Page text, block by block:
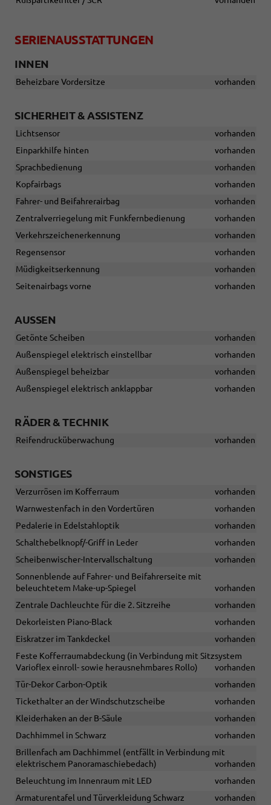
SERIENAUSSTATTUNGEN
INNEN
Beheizbare Vordersitze vorhanden
SICHERHEIT & ASSISTENZ
Lichtsensor
vorhanden
Einparkhilfe hinten
vorhanden
Sprachbedienung
vorhanden
Kopfairbags
vorhanden
Fahrer- und Beifahrerairbag
vorhanden
Zentralverriegelung mit Funkfernbedienung
vorhanden
Verkehrszeichenerkennung
vorhanden
Regensensor
vorhanden
Müdigkeitserkennung
vorhanden
Seitenairbags vorne
vorhanden
AUSSEN
Getönte Scheiben
vorhanden
Außenspiegel elektrisch einstellbar
vorhanden
Außenspiegel beheizbar
vorhanden
Außenspiegel elektrisch anklappbar
vorhanden
RÄDER & TECHNIK
Reifendrucküberwachung vorhanden
SONSTIGES
Verzurrösen im Kofferraum
vorhanden
Warnwestenfach in den Vordertüren
vorhanden
Pedalerie in Edelstahloptik
vorhanden
Schalthebelknopf/-Griff in Leder
vorhanden
Scheibenwischer-Intervallschaltung
vorhanden
Sonnenblende auf Fahrer- und Beifahrerseite mit
beleuchtetem Make-up-Spiegel
vorhanden
Zentrale Dachleuchte für die 2. Sitzreihe
vorhanden
Dekorleisten Piano-Black
vorhanden
Eiskratzer im Tankdeckel
vorhanden
Feste Kofferraumabdeckung (in Verbindung mit Sitzsystem
Varioflex einroll- sowie herausnehmbares Rollo)
vorhanden
Tür-Dekor Carbon-Optik
vorhanden
Tickethalter an der Windschutzscheibe
vorhanden
Kleiderhaken an der B-Säule
vorhanden
Dachhimmel in Schwarz
vorhanden
Brillenfach am Dachhimmel (entfällt in Verbindung mit
elektrischem Panoramaschiebedach)
vorhanden
Beleuchtung im Innenraum mit LED
vorhanden
Armaturentafel und Türverkleidung Schwarz
vorhanden